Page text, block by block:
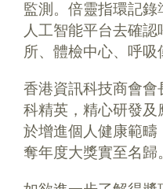
監測。倍靈指環記
人工智能平台去確
所、體檢中心、呼
香港資訊科技商會
科精英，精心研發
於增進個人健康範
奪年度大獎實至名歸